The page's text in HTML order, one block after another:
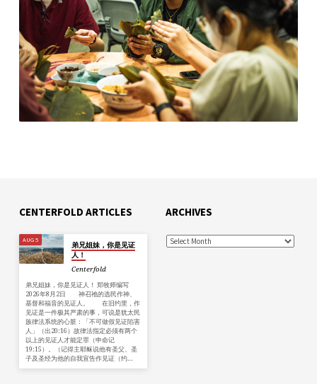
CENTERFOLD ARTICLES
AUG 5
弟兄姐妹，你是见证
人！
Centerfold
弟兄姐妹，你是见证人！ 郑牧师编写
2026年8月2日 神召祂的选民作神、
基督和福音的见证人。 在旧约里，作
见证是一件极其严肃的事，可说是犹太民
族律法系统的心脏：「不可做假见证陷害
人」（出20:16）故律法指定必须有两个
以上的见证人才能定罪（申命记
19:15）。（记得主耶稣说他有圣父、圣
子及圣经为他的自我宣告作见证（约…
ARCHIVES